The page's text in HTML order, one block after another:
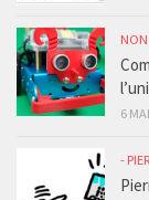
NON
6
-